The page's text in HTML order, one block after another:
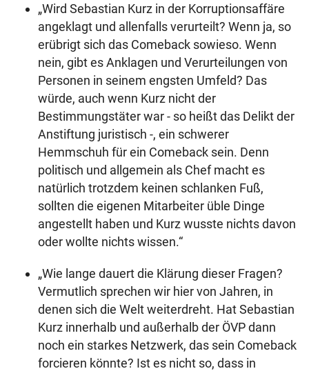
„Wird Sebastian Kurz in der Korruptionsaffäre
angeklagt und allenfalls verurteilt? Wenn ja, so
erübrigt sich das Comeback sowieso. Wenn
nein, gibt es Anklagen und Verurteilungen von
Personen in seinem engsten Umfeld? Das
würde, auch wenn Kurz nicht der
Bestimmungstäter war - so heißt das Delikt der
Anstiftung juristisch -, ein schwerer
Hemmschuh für ein Comeback sein. Denn
politisch und allgemein als Chef macht es
natürlich trotzdem keinen schlanken Fuß,
sollten die eigenen Mitarbeiter üble Dinge
angestellt haben und Kurz wusste nichts davon
oder wollte nichts wissen.“
„Wie lange dauert die Klärung dieser Fragen?
Vermutlich sprechen wir hier von Jahren, in
denen sich die Welt weiterdreht. Hat Sebastian
Kurz innerhalb und außerhalb der ÖVP dann
noch ein starkes Netzwerk, das sein Comeback
forcieren könnte? Ist es nicht so, dass in